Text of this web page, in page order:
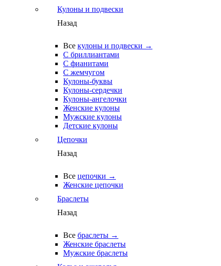
Кулоны и подвески
Назад
Все кулоны и подвески →
С бриллиантами
С фианитами
С жемчугом
Кулоны-буквы
Кулоны-сердечки
Кулоны-ангелочки
Женские кулоны
Мужские кулоны
Детские кулоны
Цепочки
Назад
Все цепочки →
Женские цепочки
Браслеты
Назад
Все браслеты →
Женские браслеты
Мужские браслеты